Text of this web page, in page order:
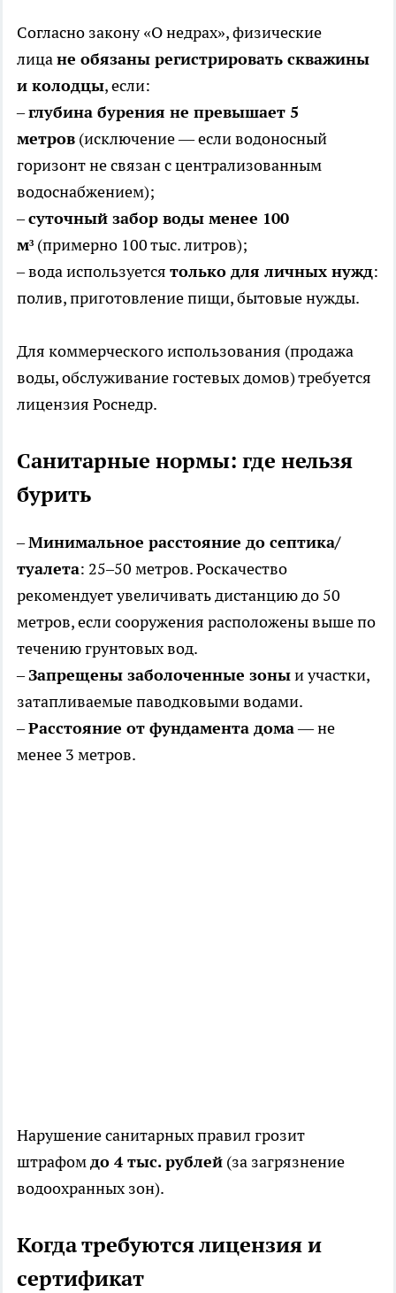
Согласно закону «О недрах», физические
лицане обязаны регистрировать скважины
и колодцы, если:
–глубина бурения не превышает 5
метров (исключение — если водоносный
горизонт не связан с централизованным
водоснабжением);
–суточный забор воды менее 100
м³ (примерно 100 тыс. литров);
– вода используется только для личных нужд:
полив, приготовление пищи, бытовые нужды.
Для коммерческого использования (продажа
воды, обслуживание гостевых домов) требуется
лицензия Роснедр.
Санитарные нормы: где нельзя
бурить
–Минимальное расстояние до септика/
туалета: 25–50 метров. Роскачество
рекомендует увеличивать дистанцию до 50
метров, если сооружения расположены выше по
течению грунтовых вод.
–Запрещены заболоченные зоныи участки,
затапливаемые паводковыми водами.
–Расстояние от фундамента дома— не
менее 3 метров.
Нарушение санитарных правил грозит
штрафомдо 4 тыс. рублей (за загрязнение
водоохранных зон).
Когда требуются лицензия и
сертификат